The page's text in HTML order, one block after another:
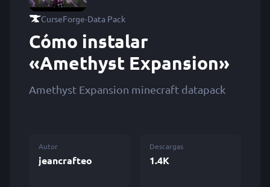
CurseForge·Data Pack
Cómo instalar
«Amethyst Expansion»
Amethyst Expansion minecraft datapack
Autor
jeancrafteo
Descargas
1.4K